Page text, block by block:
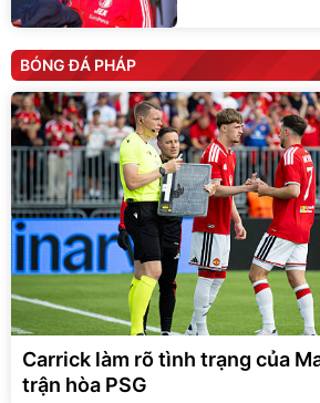
BÓNG ĐÁ PHÁP
Carrick làm rõ tình trạng của
trận hòa PSG